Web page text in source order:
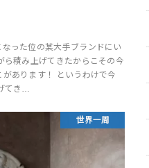
った位の某大手ブランドにい
ら積み上げてきたからこその今
あります！ というわけで今
てき…
世界一周